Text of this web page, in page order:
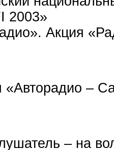
2003»
Акция
–
– на